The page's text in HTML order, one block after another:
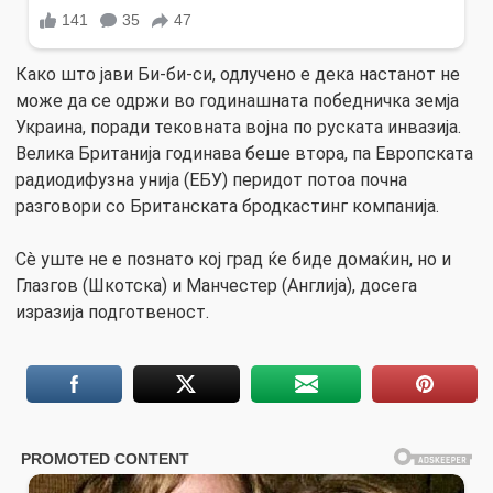
Како што јави Би-би-си, одлучено е дека настанот не
може да се одржи во годинашната победничка земја
Украина, поради тековната војна по руската инвазија.
Велика Британија годинава беше втора, па Европската
радиодифузна унија (ЕБУ) перидот потоа почна
разговори со Британската бродкастинг компанија.
Сè уште не е познато кој град ќе биде домаќин, но и
Глазгов (Шкотска) и Манчестер (Англија), досега
изразија подготвеност.